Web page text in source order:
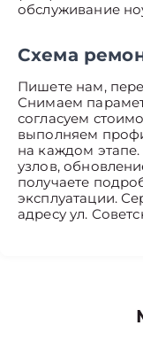
обслуживание
Схема
Пишете нам,
Снимаем
согласуем
выполняем
на каждом
узлов,
получаете
эксплуатации.
адресу ул.